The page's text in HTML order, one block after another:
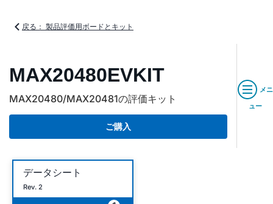
戻る： 製品評価用ボードとキット
MAX20480EVKIT
MAX20480/MAX20481の評価キット
ご購入
メニ
ュー
データシート
Rev. 2